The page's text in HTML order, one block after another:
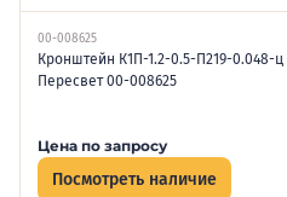
00-008625
Кронштейн К1П-1.2-0.5-П219-0.048-ц
Пересвет 00-008625
Цена по запросу
Посмотреть наличие